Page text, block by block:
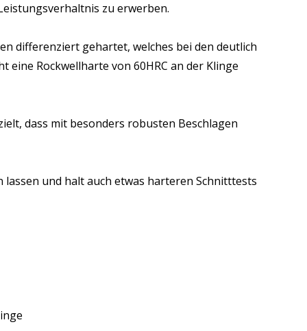
zu erwerben.
differenziert gehartet, welches bei den deutlich
Rockwellharte von 60HRC an der Klinge
dass mit besonders robusten Beschlagen
und halt auch etwas harteren Schnitttests